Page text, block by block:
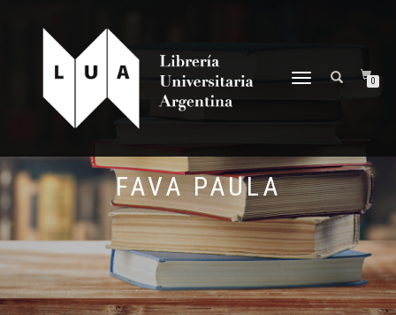
NAVEGACIÓN
0
FAVA PAULA